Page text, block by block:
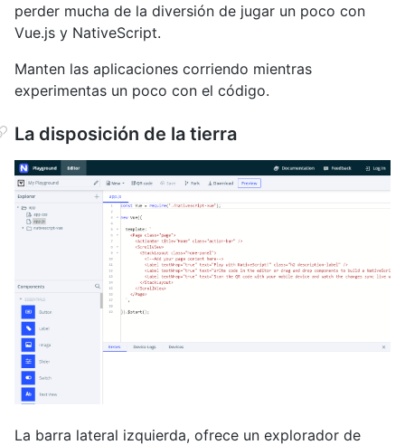
perder mucha de la diversión de jugar un poco con
Vue.js y NativeScript.
Manten las aplicaciones corriendo mientras
experimentas un poco con el código.
La disposición de la tierra
La barra lateral izquierda, ofrece un explorador de